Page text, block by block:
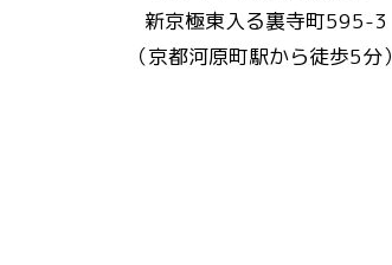
新京極東入る裏寺町595-3
（京都河原町駅から徒歩5分）